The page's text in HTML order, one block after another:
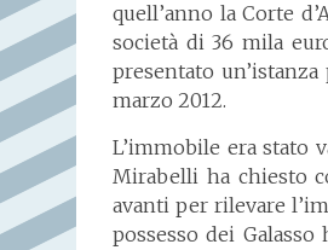
quell’anno la Corte
società di 36 mila
presentato
marzo 2012.
L’immobile era stato
Mirabelli ha chiesto
avanti per rilevare
possesso dei